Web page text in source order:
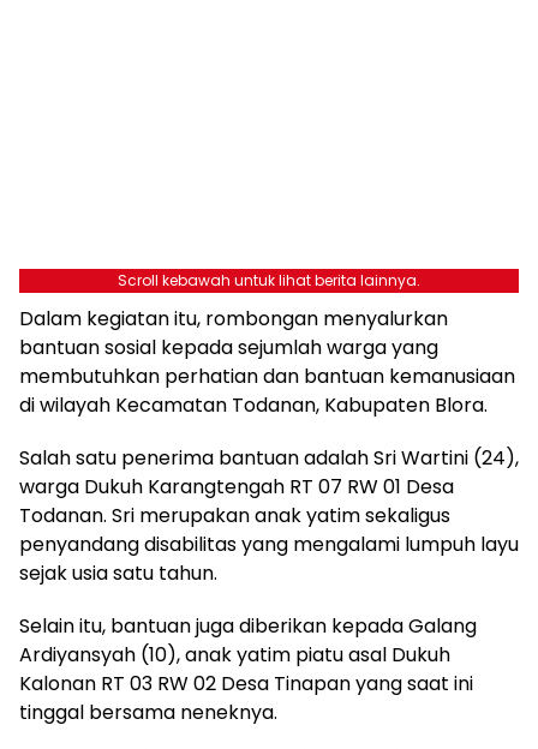
Scroll kebawah untuk lihat berita lainnya.
Dalam kegiatan itu, rombongan menyalurkan
bantuan sosial kepada sejumlah warga yang
membutuhkan perhatian dan bantuan kemanusiaan
di wilayah Kecamatan Todanan, Kabupaten Blora.
Salah satu penerima bantuan adalah Sri Wartini (24),
warga Dukuh Karangtengah RT 07 RW 01 Desa
Todanan. Sri merupakan anak yatim sekaligus
penyandang disabilitas yang mengalami lumpuh layu
sejak usia satu tahun.
Selain itu, bantuan juga diberikan kepada Galang
Ardiyansyah (10), anak yatim piatu asal Dukuh
Kalonan RT 03 RW 02 Desa Tinapan yang saat ini
tinggal bersama neneknya.